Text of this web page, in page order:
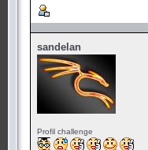
sandelan
Profil challenge